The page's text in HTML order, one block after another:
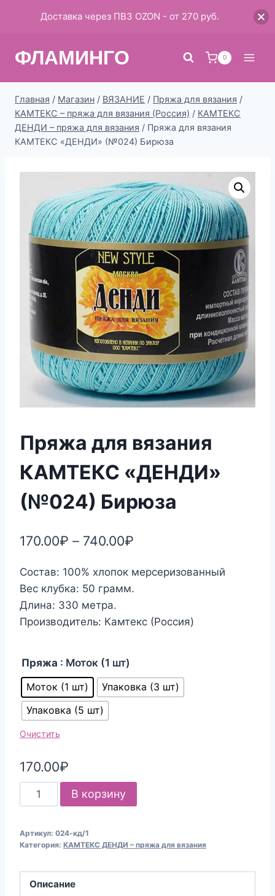
ФЛАМИНГО 0
Главная / Магазин / ВЯЗАНИЕ / Пряжа для вязания /
КАМТЕКС – пряжа для вязания (Россия) / КАМТЕКС
ДЕНДИ – пряжа для вязания / Пряжа для вязания
КАМТЕКС «ДЕНДИ» (№024) Бирюза
Пряжа для вязания
КАМТЕКС «ДЕНДИ»
(№024) Бирюза
170.00₽ – 740.00₽
Состав: 100% хлопок мерсеризованный
Вес клубка: 50 грамм.
Длина: 330 метра.
Производитель: Камтекс (Россия)
Пряжа : Моток (1 шт)
Моток (1 шт)
Упаковка (3 шт)
Упаковка (5 шт)
Очистить
170.00₽
Количество
товара
для
КАМТЕКС
"ДЕНДИ"
В корзину
Артикул: 024-кд/1
Категория: КАМТЕКС ДЕНДИ – пряжа для вязания
Описание
Доставка через ПВЗ OZON - от 270 руб.